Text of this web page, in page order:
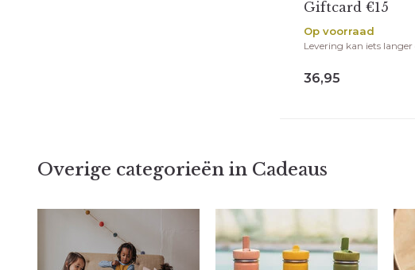
Giftcard €15
Op voorraad
Levering kan iets langer
36,95
Overige categorieën in Cadeaus